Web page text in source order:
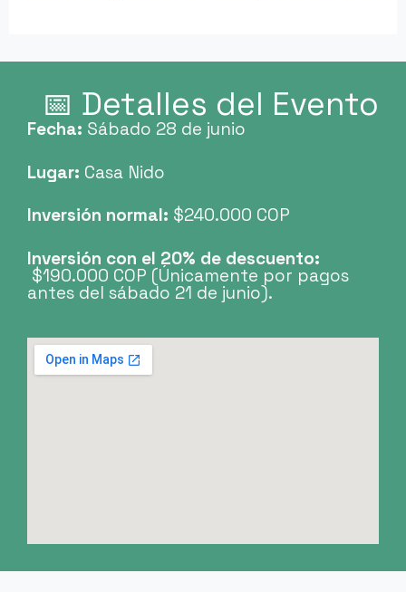
📅 Detalles del Evento
Fecha: Sábado 28 de junio
Lugar: Casa Nido
Inversión normal: $240.000 COP
Inversión con el 20% de descuento:
$190.000 COP (Únicamente por pagos
antes del sábado 21 de junio).